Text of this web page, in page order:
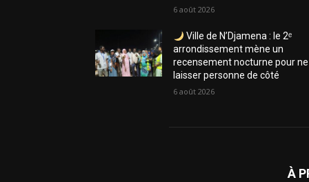
6 août 2026
Ville de N’Djamena : le 2ᵉ
arrondissement mène un
recensement nocturne pour ne
laisser personne de côté
6 août 2026
À